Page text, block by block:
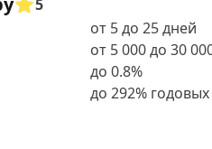
5
от 5 до 25 дней
от 5 000 до 30
до 0.8%